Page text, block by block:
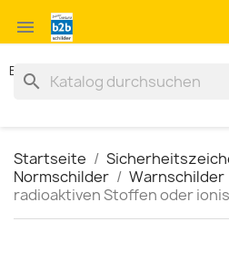

Exklusiv für Geschäftskunden. Kein
zzgl. MWST und
search
Startseite
Normschilder
Warnschilder
radioaktiven Stoffen oder